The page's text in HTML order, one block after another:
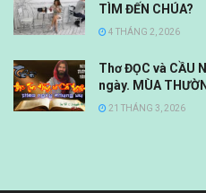
TÌM ĐẾN CHÚA?
4 THÁNG 2, 2026
Thơ ĐỌC và CẦU
ngày. MÙA
21 THÁNG 3, 2026